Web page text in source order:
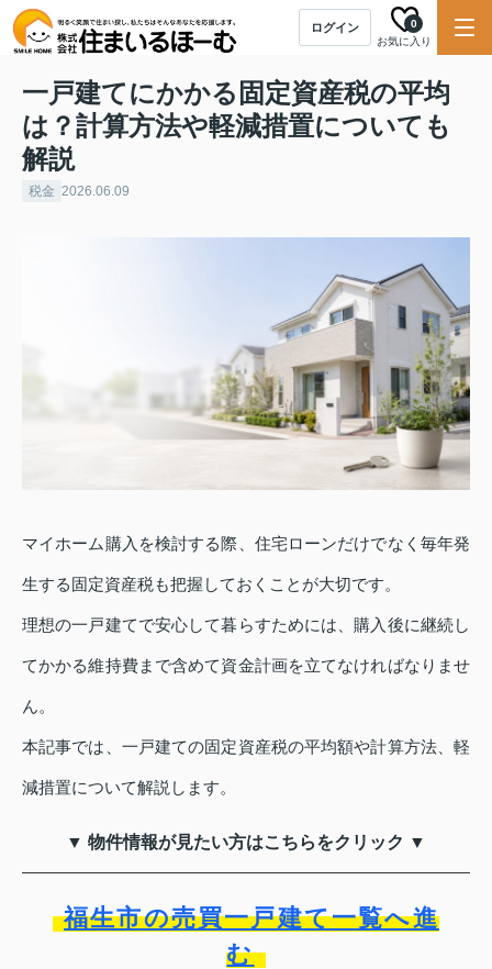
ログイン
お気に入り
0
一戸建てにかかる固定資産税の平均
は？計算方法や軽減措置についても
解説
税金 2026.06.09
マイホーム購入を検討する際、住宅ローンだけでなく毎年発
生する固定資産税も把握しておくことが大切です。
理想の一戸建てで安心して暮らすためには、購入後に継続し
てかかる維持費まで含めて資金計画を立てなければなりませ
ん。
本記事では、一戸建ての固定資産税の平均額や計算方法、軽
減措置について解説します。
▼ 物件情報が見たい方はこちらをクリック ▼
福生市の売買一戸建て一覧へ進
む